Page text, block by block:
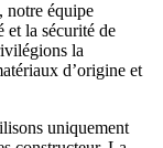
notre équipe
et la sécurité de
la
d’origine et
uniquement